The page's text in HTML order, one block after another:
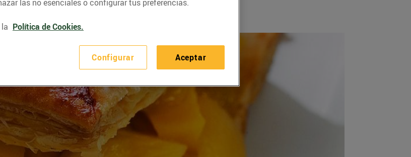
las no esenciales o configurar tus preferencias.
Política de Cookies.
Configurar Aceptar